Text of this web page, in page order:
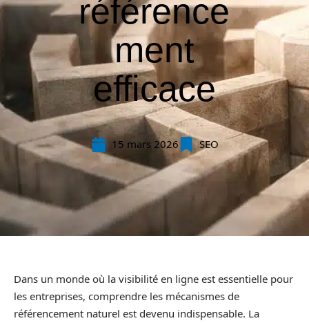
référence
ment
efficace
15 mars 2026 SEO
Dans un monde où la visibilité en ligne est essentielle pour
les entreprises, comprendre les mécanismes de
référencement naturel est devenu indispensable. La